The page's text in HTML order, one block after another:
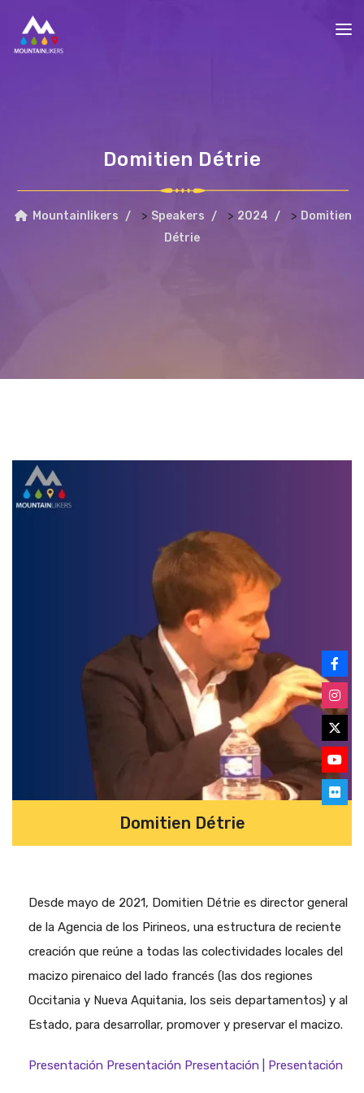
Domitien Détrie
Mountainlikers > Speakers > 2024 > Domitien
Détrie
Domitien Détrie
Desde mayo de 2021, Domitien Détrie es director general
de la Agencia de los Pirineos, una estructura de reciente
creación que reúne a todas las colectividades locales del
macizo pirenaico del lado francés (las dos regiones
Occitania y Nueva Aquitania, los seis departamentos) y al
Estado, para desarrollar, promover y preservar el macizo.
Presentación Presentación Presentación | Presentación